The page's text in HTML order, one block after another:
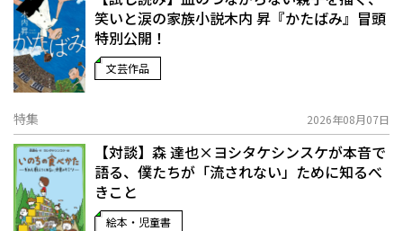
笑いと涙の家族小説――木内 昇『かたばみ』冒頭
特別公開！
文芸作品
特集 2026年08月07日
【対談】森 達也×ヨシタケシンスケが本音で
語る、僕たちが「流されない」ために知るべ
きこと
絵本・児童書